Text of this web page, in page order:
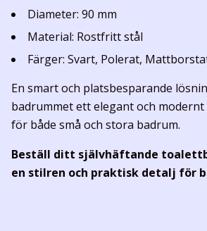
Diameter: 90 mm
Material: Rostfritt stål
Färger: Svart, Polerat,
En smart och platsbesparande
badrummet ett elegant och
för både små och stora badrum.
Beställ ditt självhäftande
en stilren och praktisk detalj för